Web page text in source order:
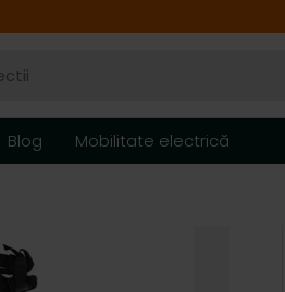
Blog Mobilitate electrică